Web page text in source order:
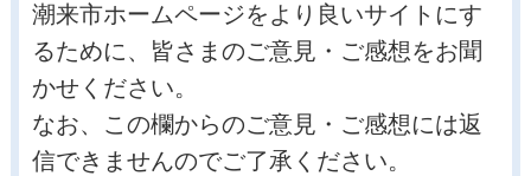
潮来市ホームページをより良いサイトにす
るために、皆さまのご意見・ご感想をお聞
かせください。
なお、この欄からのご意見・ご感想には返
信できませんのでご了承ください。